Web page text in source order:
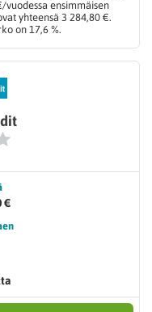
ensimmäisen
yhteensä 3 284,80 €.
on 17,6 %.
€